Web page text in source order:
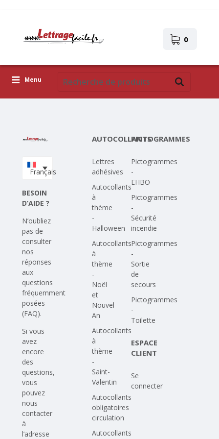
0
Menu
Téléchargez votre propre conception
Français
BESOIN
D’AIDE ?
N’oubliez
pas de
consulter
nos
réponses
aux
questions
fréquemment
posées
(FAQ).
Si vous
avez
encore
des
questions,
vous
pouvez
nous
contacter
à
l’adresse
AUTOCOLLANTS
Lettres
adhésives
Autocollants
à
thème
-
Halloween
Autocollants
à
thème
-
Noël
et
Nouvel
An
Autocollants
à
thème
-
Saint-
Valentin
Autocollants
obligatoires
circulation
Autocollants
PICTOGRAMMES
Pictogrammes
-
EHBO
Pictogrammes
-
Sécurité
incendie
Pictogrammes
-
Sortie
de
secours
Pictogrammes
-
Toilette
ESPACE
CLIENT
Se
connecter